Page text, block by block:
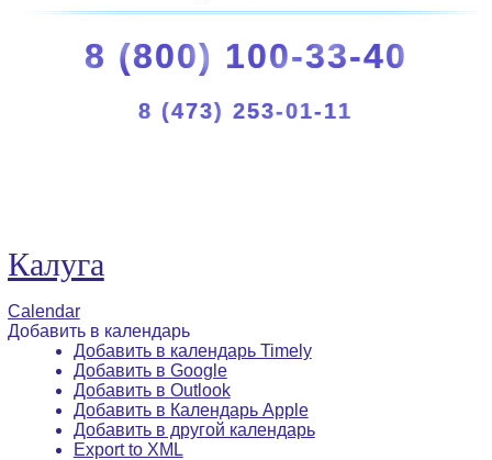
8 (800) 100-33-40
8 (473) 253-01-11
Калуга
Calendar
Добавить в календарь
Добавить в календарь Timely
Добавить в Google
Добавить в Outlook
Добавить в Календарь Apple
Добавить в другой календарь
Export to XML